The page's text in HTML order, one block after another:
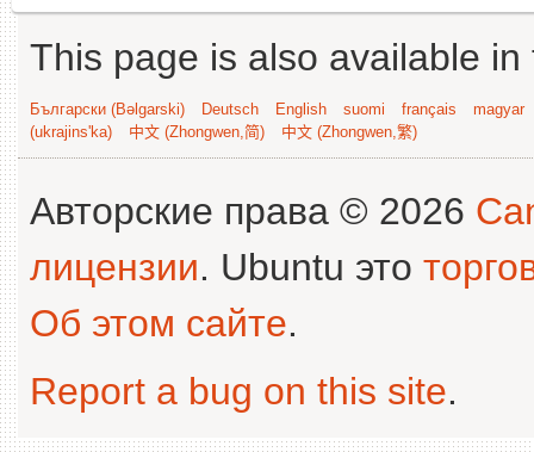
This page is also available
Български (Bəlgarski) Deutsch English suomi français
magyar
(ukrajins'ka)
中文 (Zhongwen,简) 中文 (Zhongwen,繁)
Авторские права © 2026
лицензии. Ubuntu это
Об этом сайте.
Report a bug on this site.